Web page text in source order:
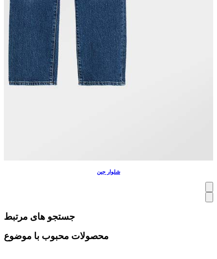
شلوار جین
جستجو های مرتبط
محصولات محبوب با موضوع